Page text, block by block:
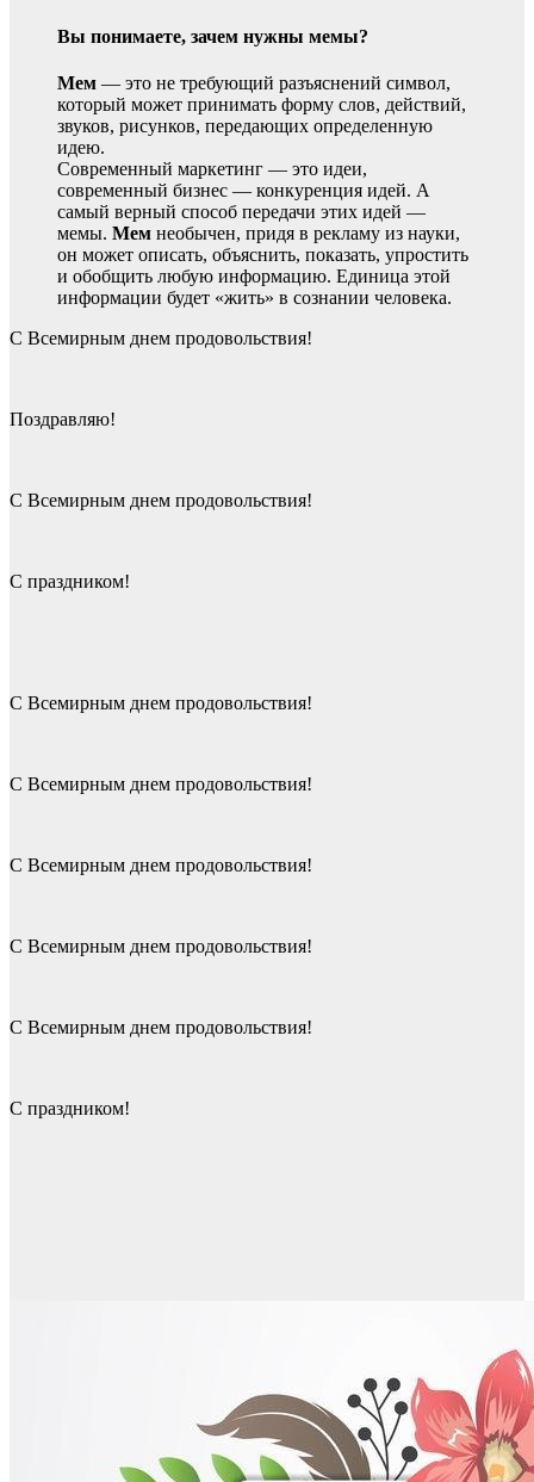
Вы понимаете, зачем нужны мемы?
Мем — это не требующий разъяснений символ,
который может принимать форму слов, действий,
звуков, рисунков, передающих определенную
идею.
Современный маркетинг — это идеи,
современный бизнес — конкуренция идей. А
самый верный способ передачи этих идей —
мемы. Мем необычен, придя в рекламу из науки,
он может описать, объяснить, показать, упростить
и обобщить любую информацию. Единица этой
информации будет «жить» в сознании человека.
С Всемирным днем продовольствия!
Поздравляю!
С Всемирным днем продовольствия!
С праздником!
С Всемирным днем продовольствия!
С Всемирным днем продовольствия!
С Всемирным днем продовольствия!
С Всемирным днем продовольствия!
С Всемирным днем продовольствия!
С праздником!